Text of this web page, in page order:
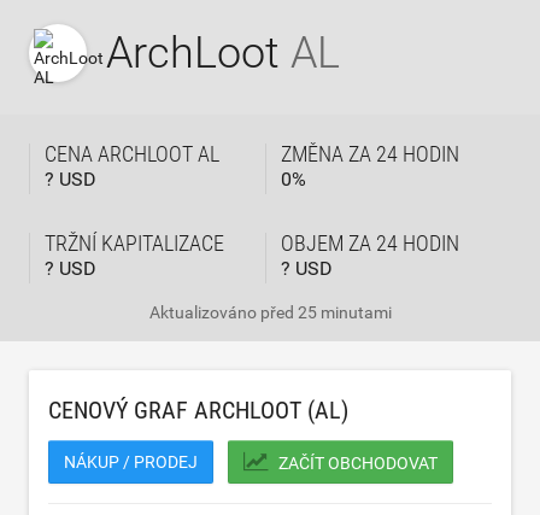
ArchLoot AL
CENA ARCHLOOT AL
? USD
ZMĚNA ZA 24 HODIN
0%
TRŽNÍ KAPITALIZACE
? USD
OBJEM ZA 24 HODIN
? USD
Aktualizováno před 25 minutami
CENOVÝ GRAF ARCHLOOT (AL)
NÁKUP / PRODEJ ZAČÍT OBCHODOVAT